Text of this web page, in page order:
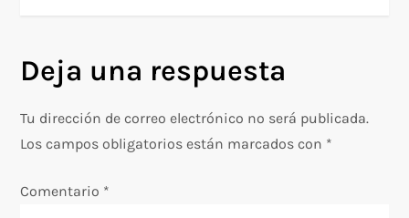
g
a
c
i
Deja una respuesta
Tu dirección de correo electrónico no será publicada.
Los campos obligatorios están marcados con *
Comentario *